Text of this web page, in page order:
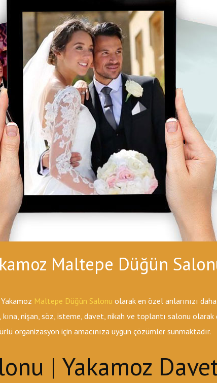
Maltepe Düğün
Maltepe Düğün Salonu olarak en özel anlarınızı
nişan, söz, isteme, davet, nikah ve toplantı salonu
organizasyon için amacınıza uygun çözümler sunmaktadır.
| Yakamoz